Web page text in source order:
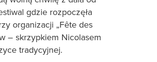
gdzie rozpoczęła
organizacji „Fête des
– skrzypkiem Nicolasem
tradycyjnej.